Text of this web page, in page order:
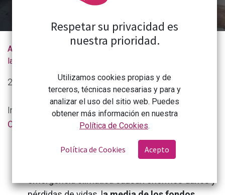
Actualidad de
la CONGDCAR
Los recortes amenazan las políticas de cooperación de las comunidades autónomas
20 de noviembre de 2024
Información completa de laCoordinadora de
Organizaciones para el Desarrollo.
En un contexto internacional de graves crisis
Respetar su privacidad es
nuestra prioridad.
Utilizamos cookies propias y de
terceros, técnicas necesarias y para y
analizar el uso del sitio web. Puedes
obtener más información en nuestra
Política de Cookies.
Política de Cookies Acepto